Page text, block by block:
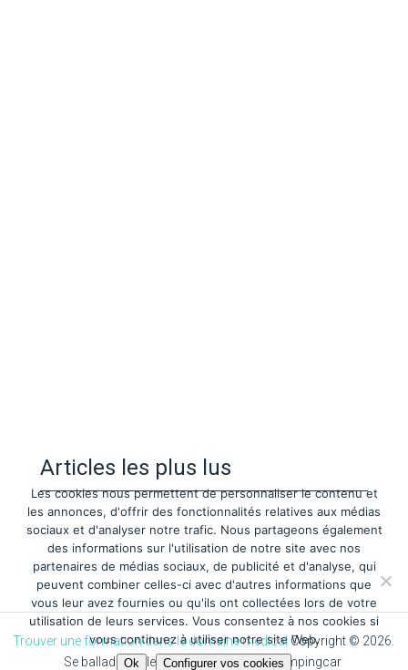
Articles les plus lus
Trouver une formation dans le domaine medical Copyright © 2026.
Se ballade sur les route de france en campingcar
Les cookies nous permettent de personnaliser le contenu et
les annonces, d'offrir des fonctionnalités relatives aux médias
sociaux et d'analyser notre trafic. Nous partageons également
des informations sur l'utilisation de notre site avec nos
partenaires de médias sociaux, de publicité et d'analyse, qui
peuvent combiner celles-ci avec d'autres informations que
vous leur avez fournies ou qu'ils ont collectées lors de votre
utilisation de leurs services. Vous consentez à nos cookies si
vous continuez à utiliser notre site Web.
Ok Configurer vos cookies